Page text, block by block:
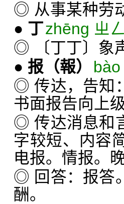
◎ 从事某种劳
● 丁zhēng ㄓ
◎ 〔丁丁〕象
● 报 （報）
bào
◎ 传达，告知
书面报告向上
◎ 传达消息和
字较短、内容
电报。情报。
◎ 回答：报答
酬。